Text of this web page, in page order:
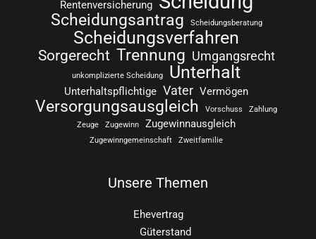
Rentenversicherung
Scheidungsantrag Scheidungsberatung
Scheidungsverfahren
Sorgerecht Trennung Umgangsrecht
unkomplizierte Scheidung Unterhalt
Unterhaltspflichtige Vater Vermögen
Versorgungsausgleich Vorschuss
Zahlung
Zeuge
Zugewinn Zugewinnausgleich
Zugewinngemeinschaft Zweitfamilie
Unsere Themen
Ehevertrag
Güterstand